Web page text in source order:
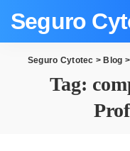
Seguro
Seguro Cytotec > Blog
Tag: